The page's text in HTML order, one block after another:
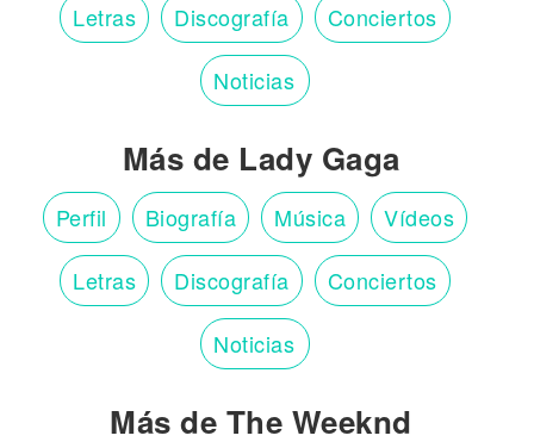
Letras Discografía Conciertos
Noticias
Más de Lady Gaga
Perfil Biografía Música Vídeos
Letras Discografía Conciertos
Noticias
Más de The Weeknd